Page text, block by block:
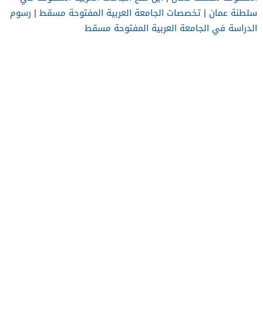
سلطنة عمان | تخصصات الجامعة العربية المفتوحة مسقط | رسوم
الدراسة في الجامعة العربية المفتوحة مسقط